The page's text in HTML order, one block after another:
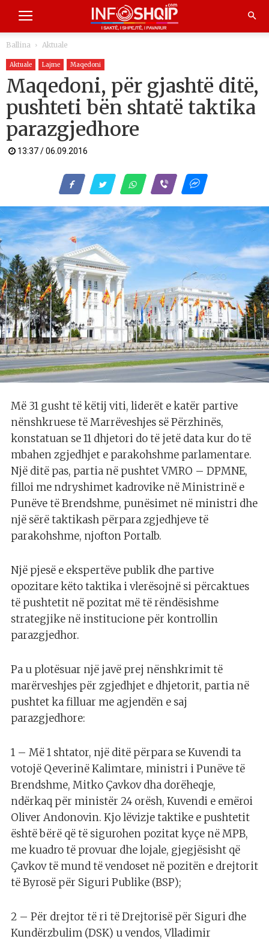
Ballina Aktuale
Aktuale Lajme Maqedoni
Maqedoni, për gjashtë ditë,
pushteti bën shtatë taktika
parazgjedhore
13:37 / 06.09.2016
Më 31 gusht të këtij viti, liderët e katër partive
nënshkruese të Marrëveshjes së Përzhinës,
konstatuan se 11 dhjetori do të jetë data kur do të
mbahen zgjedhjet e parakohshme parlamentare.
Një ditë pas, partia në pushtet VMRO – DPMNE,
filloi me ndryshimet kadrovike në Ministrinë e
Punëve të Brendshme, punësimet në ministri dhe
një sërë taktikash përpara zgjedhjeve të
parakohshme, njofton Portalb.
Një pjesë e ekspertëve publik dhe partive
opozitare këto taktika i vlerësojnë si përcaktues
të pushtetit në pozitat më të rëndësishme
strategjike në institucione për kontrollin
parazgjedhor.
Pa u plotësuar një javë prej nënshkrimit të
marërveshjes për zgjedhjet e dhjetorit, partia në
pushtet ka filluar me agjendën e saj
parazgjedhore:
1 – Më 1 shtator, një ditë përpara se Kuvendi ta
votojë Qeverinë Kalimtare, ministri i Punëve të
Brendshme, Mitko Çavkov dha dorëheqje,
ndërkaq për ministër 24 orësh, Kuvendi e emëroi
Oliver Andonovin. Kjo lëvizje taktike e pushtetit
është bërë që të sigurohen pozitat kyçe në MPB,
me kuadro të provuar dhe lojale, gjegjësisht që
Çavkov të mund të vendoset në pozitën e drejtorit
të Byrosë për Siguri Publike (BSP);
2 – Për drejtor të ri të Drejtorisë për Siguri dhe
Kundërzbulim (DSK) u vendos, Vlladimir